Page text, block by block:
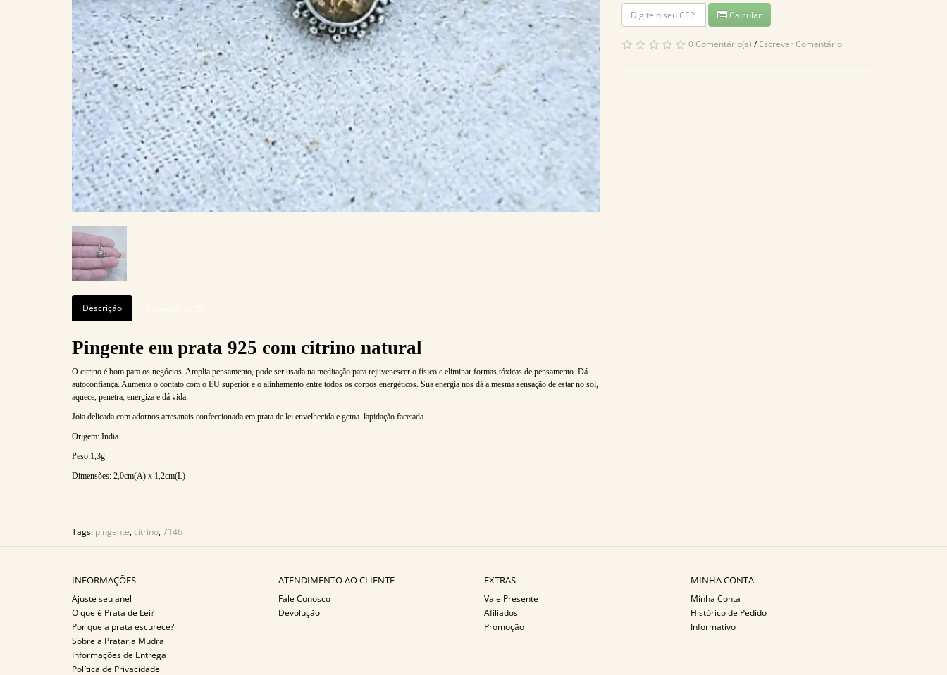
Descrição
Pingente em prata 925 com citrino natural
O citrino é bom para os negócios. Amplia pensamento, pode ser usada na meditação para rejuvenescer o físico e eliminar formas tóxicas de pensamento. Dá
autoconfiança. Aumenta o contato com o EU superior e o alinhamento entre todos os corpos energéticos. Sua energia nos dá a mesma sensação de estar no sol,
aquece, penetra, energiza e dá vida.
Joia delicada com adornos artesanais confeccionada em prata de lei envelhecida e gema lapidação facetada
Origem: India
Peso:1,3g
Dimensões: 2,0cm(A) x 1,2cm(L)
Calcular
0 Comentário(s) /Escrever Comentário
Tags: pingente,citrino,7146
INFORMAÇÕES
Ajuste seu anel
O que é Prata de Lei?
Por que a prata escurece?
Sobre a Prataria Mudra
Informações de Entrega
Política de Privacidade
ATENDIMENTO AO CLIENTE
Fale Conosco
Devolução
EXTRAS
Vale Presente
Afiliados
Promoção
MINHA CONTA
Minha Conta
Histórico de Pedido
Informativo